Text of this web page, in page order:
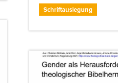
Schriftauslegung